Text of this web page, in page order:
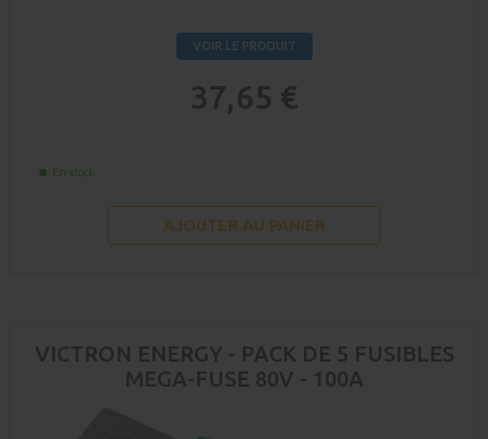
VOIR LE PRODUIT
37,65 €
En stock
AJOUTER AU PANIER
VICTRON ENERGY - PACK DE 5 FUSIBLES
MEGA-FUSE 80V - 100A